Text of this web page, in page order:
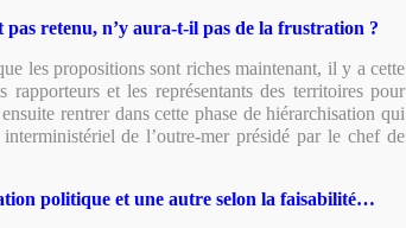
retenu, n’y aura-t-il pas de la frustration ?
les propositions sont riches maintenant, il y a cette
rapporteurs et les représentants des territoires pour
rentrer dans cette phase de hiérarchisation qui
de l’outre-mer présidé par le chef de
politique et une autre selon la faisabilité…